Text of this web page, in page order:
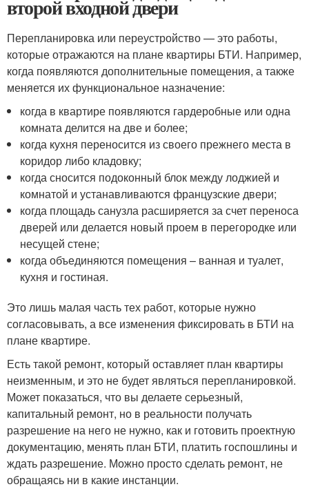
второй входной двери
Перепланировка или переустройство — это работы,
которые отражаются на плане квартиры БТИ. Например,
когда появляются дополнительные помещения, а также
меняется их функциональное назначение:
когда в квартире появляются гардеробные или одна
комната делится на две и более;
когда кухня переносится из своего прежнего места в
коридор либо кладовку;
когда сносится подоконный блок между лоджией и
комнатой и устанавливаются французские двери;
когда площадь санузла расширяется за счет переноса
дверей или делается новый проем в перегородке или
несущей стене;
когда объединяются помещения – ванная и туалет,
кухня и гостиная.
Это лишь малая часть тех работ, которые нужно
согласовывать, а все изменения фиксировать в БТИ на
плане квартире.
Есть такой ремонт, который оставляет план квартиры
неизменным, и это не будет являться перепланировкой.
Может показаться, что вы делаете серьезный,
капитальный ремонт, но в реальности получать
разрешение на него не нужно, как и готовить проектную
документацию, менять план БТИ, платить госпошлины и
ждать разрешение. Можно просто сделать ремонт, не
обращаясь ни в какие инстанции.